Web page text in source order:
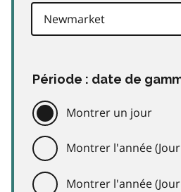
Période : date de
Montrer un jour
Montrer l'année
Montrer l'année